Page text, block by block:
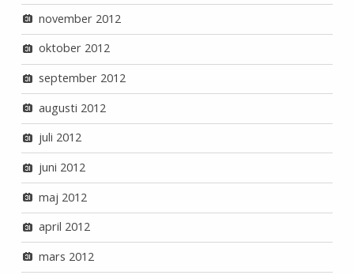
november 2012
oktober 2012
september 2012
augusti 2012
juli 2012
juni 2012
maj 2012
april 2012
mars 2012